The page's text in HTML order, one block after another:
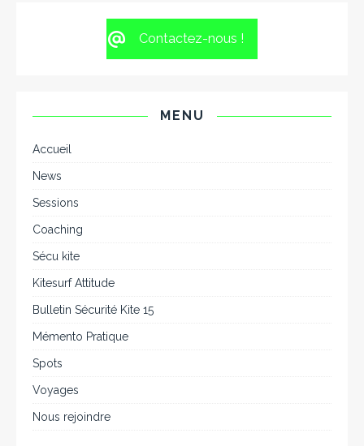
Contactez-nous !
MENU
Accueil
News
Sessions
Coaching
Sécu kite
Kitesurf Attitude
Bulletin Sécurité Kite 15
Mémento Pratique
Spots
Voyages
Nous rejoindre